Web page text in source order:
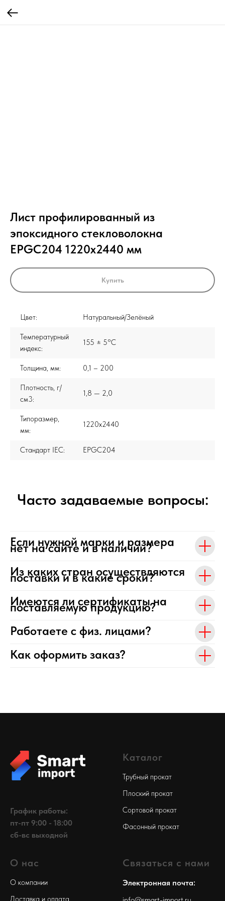
Лист профилированный из
эпоксидного стекловолокна
EPGC204 1220x2440 мм
Купить
Цвет: Натуральный/Зелёный
Температурный
индекс:
155 ± 5°C
Толщина, мм: 0,1 – 200
Плотность, г/
см3:
1,8 — 2,0
Типоразмер,
мм:
1220x2440
Стандарт IEC: EPGC204
Часто задаваемые вопросы:
Если нужной марки и размера
нет на сайте и в наличии?
Из каких стран осуществляются
поставки и в какие сроки?
Имеются ли сертификаты на
поставляемую продукцию?
Работаете с физ. лицами?
Как оформить заказ?
График работы:
пт-пт 9:00 - 18:00
сб-вс выходной
Каталог
Трубный прокат
Плоский прокат
Сортовой прокат
Фасонный прокат
О нас
О компании
Доставка и оплата
Связаться с нами
Электронная почта: